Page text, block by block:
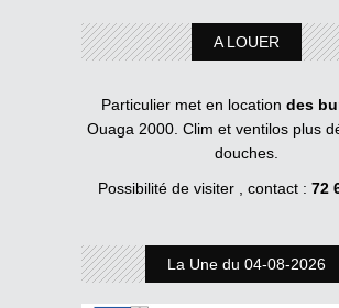
A LOUER
Particulier met en location des
Ouaga 2000. Clim et ventilos plus
douches.
Possibilité de visiter , contact : 72
La Une du 04-08-2026